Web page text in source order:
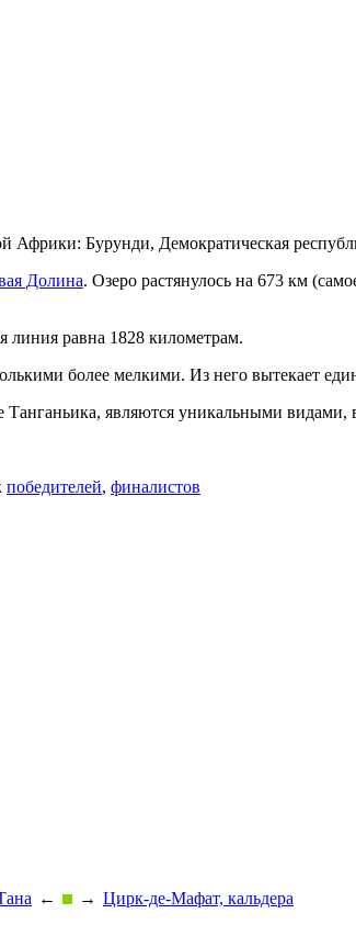
Африки: Бурунди, Демократическая
Долина. Озеро растянулось на 673 км
линия равна 1828 километрам.
более мелкими. Из него вытекает
являются уникальными видами,
победителей, финалистов
← → Цирк-де-Мафат, кальдера